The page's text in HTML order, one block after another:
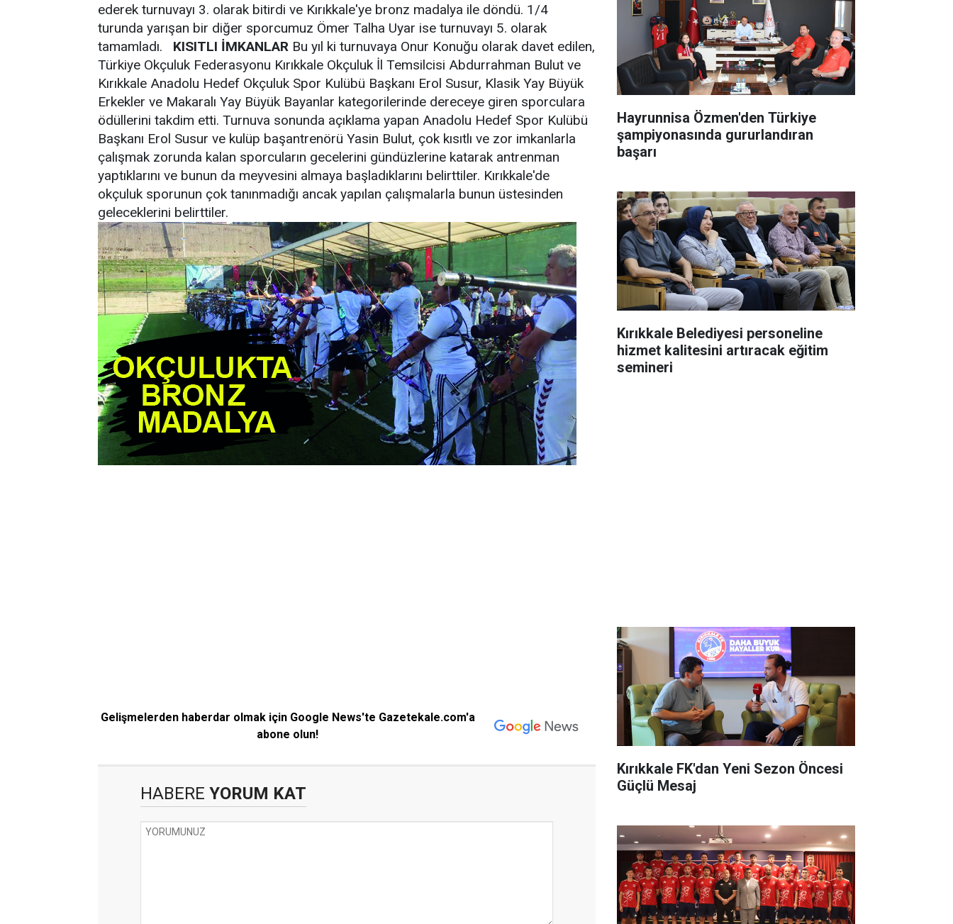
ederek turnuvayı 3. olarak bitirdi ve Kırıkkale'ye bronz madalya ile döndü. 1/4
turunda yarışan bir diğer sporcumuz Ömer Talha Uyar ise turnuvayı 5. olarak
tamamladı. KISITLI İMKANLAR Bu yıl ki turnuvaya Onur Konuğu olarak davet edilen,
Türkiye Okçuluk Federasyonu Kırıkkale Okçuluk İl Temsilcisi Abdurrahman Bulut ve
Kırıkkale Anadolu Hedef Okçuluk Spor Kulübü Başkanı Erol Susur, Klasik Yay Büyük
Erkekler ve Makaralı Yay Büyük Bayanlar kategorilerinde dereceye giren sporculara
ödüllerini takdim etti. Turnuva sonunda açıklama yapan Anadolu Hedef Spor Kulübü
Başkanı Erol Susur ve kulüp başantrenörü Yasin Bulut, çok kısıtlı ve zor imkanlarla
çalışmak zorunda kalan sporcuların gecelerini gündüzlerine katarak antrenman
yaptıklarını ve bunun da meyvesini almaya başladıklarını belirttiler. Kırıkkale'de
okçuluk sporunun çok tanınmadığı ancak yapılan çalışmalarla bunun üstesinden
geleceklerini belirttiler.
Gelişmelerden haberdar olmak için Google News'te Gazetekale.com'a
abone olun!
HABERE YORUM KAT
Hayrunnisa Özmen'den Türkiye
şampiyonasında gururlandıran
başarı
Kırıkkale Belediyesi personeline
hizmet kalitesini artıracak eğitim
semineri
Kırıkkale FK'dan Yeni Sezon Öncesi
Güçlü Mesaj